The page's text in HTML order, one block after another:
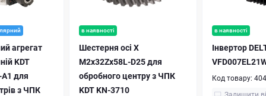
агрегат
KDT
A1 для
з ЧПК
в наявності
Шестерня осі X
M2x32Zx58L-D25 для
обробного центру з ЧПК
KDT KN-3710
в наявності
Інвертор
Код товару: